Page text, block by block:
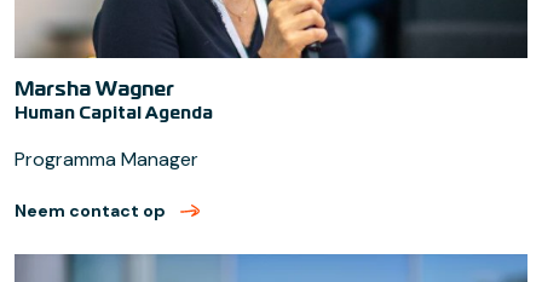
Marsha Wagner
Human Capital Agenda
Programma Manager
Neem contact op met Marsha Wagner (verzend email)